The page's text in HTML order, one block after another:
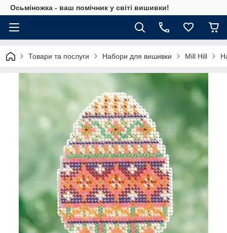
Осьміножка - ваш помічник у світі вишивки!
Товари та послуги Набори для вишивки Mill Hill